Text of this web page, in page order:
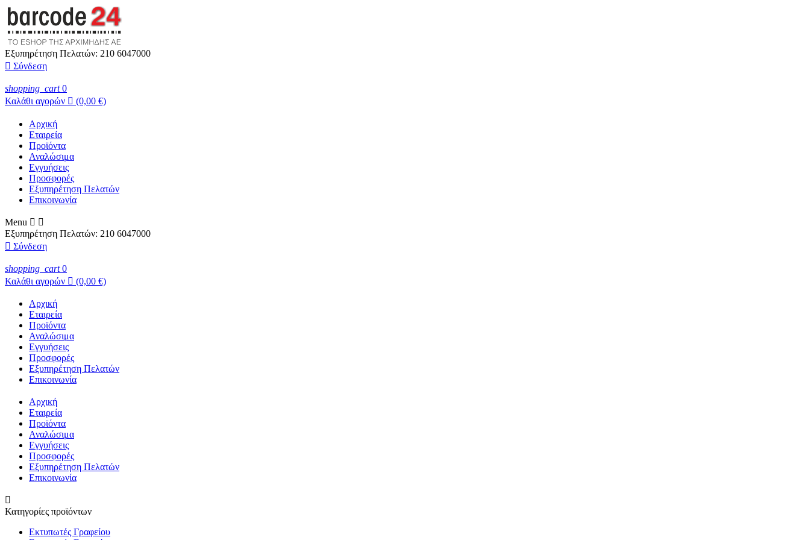
Εξυπηρέτηση Πελατών: 210 6047000
 Σύνδεση
shopping_cart 0
Καλάθι αγορών  (0,00 €)
Αρχική
Εταιρεία
Προϊόντα
Αναλώσιμα
Εγγυήσεις
Προσφορές
Εξυπηρέτηση Πελατών
Επικοινωνία
Menu  
Εξυπηρέτηση Πελατών: 210 6047000
 Σύνδεση
shopping_cart 0
Καλάθι αγορών  (0,00 €)
Αρχική
Εταιρεία
Προϊόντα
Αναλώσιμα
Εγγυήσεις
Προσφορές
Εξυπηρέτηση Πελατών
Επικοινωνία
Αρχική
Εταιρεία
Προϊόντα
Αναλώσιμα
Εγγυήσεις
Προσφορές
Εξυπηρέτηση Πελατών
Επικοινωνία

Κατηγορίες προϊόντων
Εκτυπωτές Γραφείου